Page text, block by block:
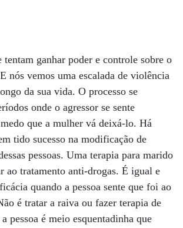
tentam ganhar poder e controle sobre o
nós vemos uma escalada de violência
da sua vida. O processo se
onde o agressor se sente
que a mulher vá deixá-lo. Há
tido sucesso na modificação de
pessoas. Uma terapia para marido
ao tratamento anti-drogas. É igual e
quando a pessoa sente que foi ao
é tratar a raiva ou fazer terapia de
pessoa é meio esquentadinha que